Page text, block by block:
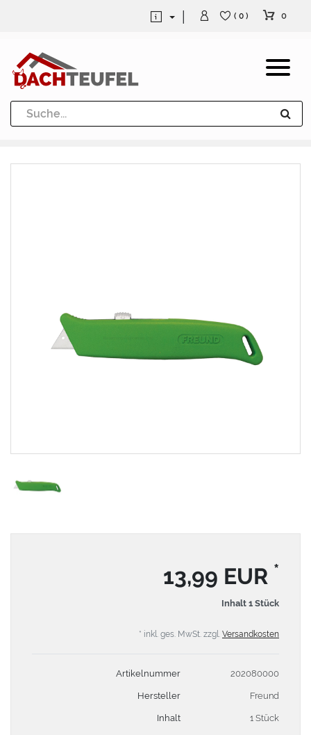
Dachrinne und Fallrohre
Werkzeuge und Löttechnik
( 0 ) 0
13,99 EUR *
Inhalt 1 Stück
* inkl. ges. MwSt. zzgl. Versandkosten
Artikelnummer 202080000
Hersteller Freund
Inhalt 1 Stück